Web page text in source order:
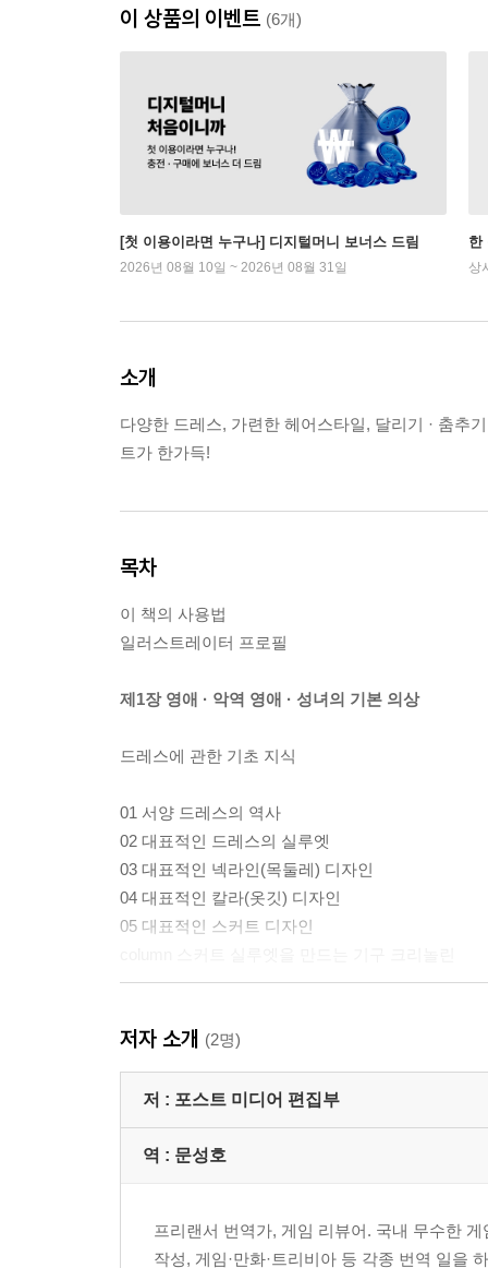
이 상품의 이벤트 (6개)
[첫 이용이라면 누구나] 디지털머니 보너스 드림
2026년 08월 10일 ~ 2026년 08월 31일
한
상
소개
다양한 드레스, 가련한 헤어스타일, 달리기 · 춤추
트가 한가득!
목차
이 책의 사용법
일러스트레이터 프로필
제1장 영애 · 악역 영애 · 성녀의 기본 의상
드레스에 관한 기초 지식
01 서양 드레스의 역사
02 대표적인 드레스의 실루엣
03 대표적인 넥라인(목둘레) 디자인
04 대표적인 칼라(옷깃) 디자인
05 대표적인 스커트 디자인
*상냥한 아가씨
잠행 스타일
웨딩 스타일
기숙사에서의 잠옷
저자 소개 (2명)
저 : 포스트 미디어 편집부
역 : 문성호
프리랜서 번역가, 게임 리뷰어. 국내 무수한
작성, 게임·만화·트리비아 등 각종 번역 일을